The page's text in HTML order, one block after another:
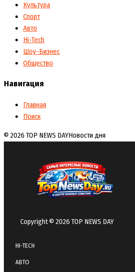
Культура
Спорт
Авто
Hi-Tech
Шоу-Бизнес
Общество
Навигация
Главная
Поиск
© 2026 TOP NEWS DAYНовости дня
Copyright © 2026 TOP NEWS DAY
HI-TECH
АВТО